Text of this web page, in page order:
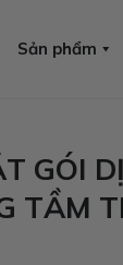
Sản phẩm
GÓI
TẦM